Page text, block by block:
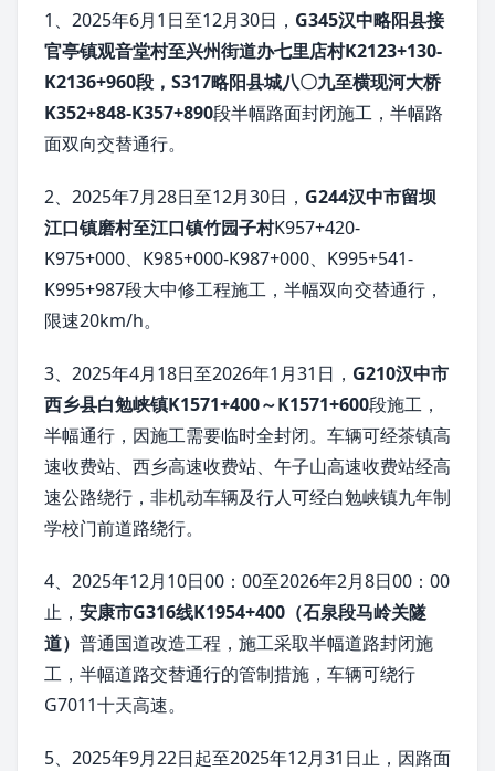
1、2025年6月1日至12月30日， G345汉中略阳县接
官亭镇观音堂村至兴州街道办七里店村K2123+130-
K2136+960段，S317略阳县城八〇九至横现河大桥
K352+848-K357+890段半幅路面封闭施工，半幅路
面双向交替通行。
2、2025年7月28日至12月30日， G244汉中市留坝
江口镇磨村至江口镇竹园子村K957+420-
K975+000、K985+000-K987+000、K995+541-
K995+987段大中修工程施工，半幅双向交替通行，
限速20km/h。
3、2025年4月18日至2026年1月31日， G210汉中市
西乡县白勉峡镇K1571+400～K1571+600段施工，
半幅通行，因施工需要临时全封闭。车辆可经茶镇高
速收费站、西乡高速收费站、午子山高速收费站经高
速公路绕行，非机动车辆及行人可经白勉峡镇九年制
学校门前道路绕行。
4、2025年12月10日00：00至2026年2月8日00：00
止， 安康市G316线K1954+400（石泉段马岭关隧
道） 普通国道改造工程，施工采取半幅道路封闭施
工，半幅道路交替通行的管制措施，车辆可绕行
G7011十天高速。
5、2025年9月22日起至2025年12月31日止，因路面